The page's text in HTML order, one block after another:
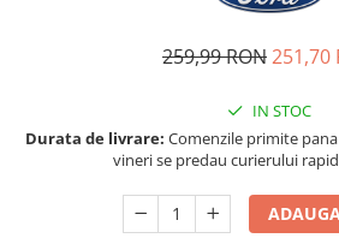
259,99 RON251,70
IN STOC
Durata de livrare: Comenzile primite
vineri se predau curierului